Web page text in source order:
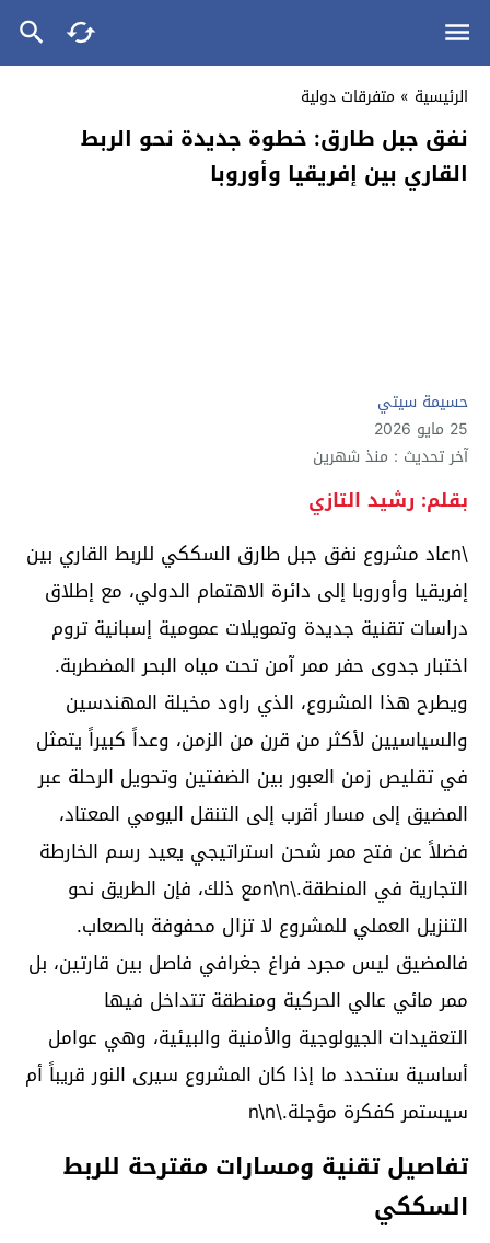
الرئيسية » متفرقات دولية
نفق جبل طارق: خطوة جديدة نحو الربط
القاري بين إفريقيا وأوروبا
حسيمة سيتي
25 مايو 2026
آخر تحديث : منذ شهرين
بقلم: رشيد التازي
\nعاد مشروع نفق جبل طارق السككي للربط القاري بين
إفريقيا وأوروبا إلى دائرة الاهتمام الدولي، مع إطلاق
دراسات تقنية جديدة وتمويلات عمومية إسبانية تروم
اختبار جدوى حفر ممر آمن تحت مياه البحر المضطربة.
ويطرح هذا المشروع، الذي راود مخيلة المهندسين
والسياسيين لأكثر من قرن من الزمن، وعداً كبيراً يتمثل
في تقليص زمن العبور بين الضفتين وتحويل الرحلة عبر
المضيق إلى مسار أقرب إلى التنقل اليومي المعتاد،
فضلاً عن فتح ممر شحن استراتيجي يعيد رسم الخارطة
التجارية في المنطقة.\n\nمع ذلك، فإن الطريق نحو
التنزيل العملي للمشروع لا تزال محفوفة بالصعاب.
فالمضيق ليس مجرد فراغ جغرافي فاصل بين قارتين، بل
ممر مائي عالي الحركية ومنطقة تتداخل فيها
التعقيدات الجيولوجية والأمنية والبيئية، وهي عوامل
أساسية ستحدد ما إذا كان المشروع سيرى النور قريباً أم
سيستمر كفكرة مؤجلة.\n\n
تفاصيل تقنية ومسارات مقترحة للربط
السككي